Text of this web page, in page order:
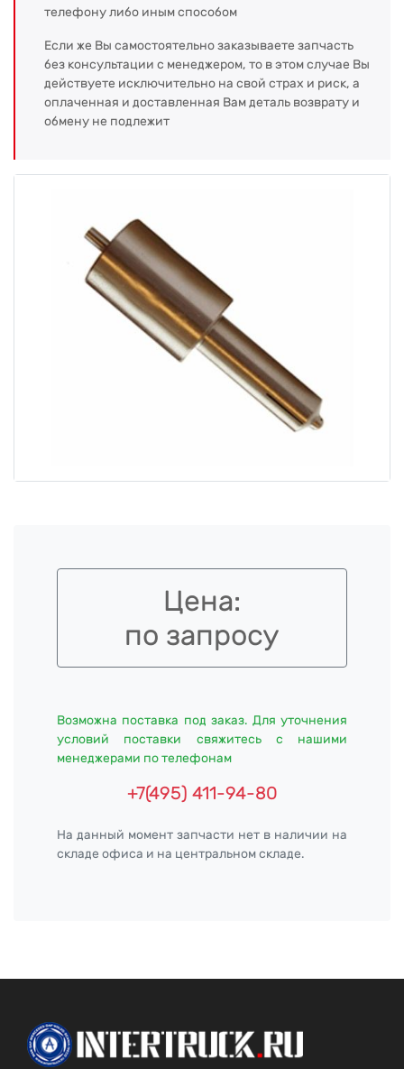
телефону либо иным способом
Если же Вы самостоятельно заказываете запчасть
без консультации с менеджером, то в этом случае Вы
действуете исключительно на свой страх и риск, а
оплаченная и доставленная Вам деталь возврату и
обмену не подлежит
Цена:
по запросу
Возможна поставка под заказ. Для уточнения
условий поставки свяжитесь с нашими
менеджерами по телефонам
+7(495) 411-94-80
На данный момент запчасти нет в наличии на
складе офиса и на центральном складе.